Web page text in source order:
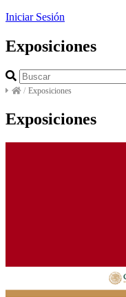
Iniciar Sesión
Exposiciones
/ Exposiciones
Exposiciones